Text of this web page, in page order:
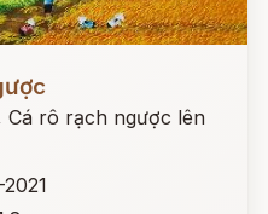
Cá rô rạch ngược lên